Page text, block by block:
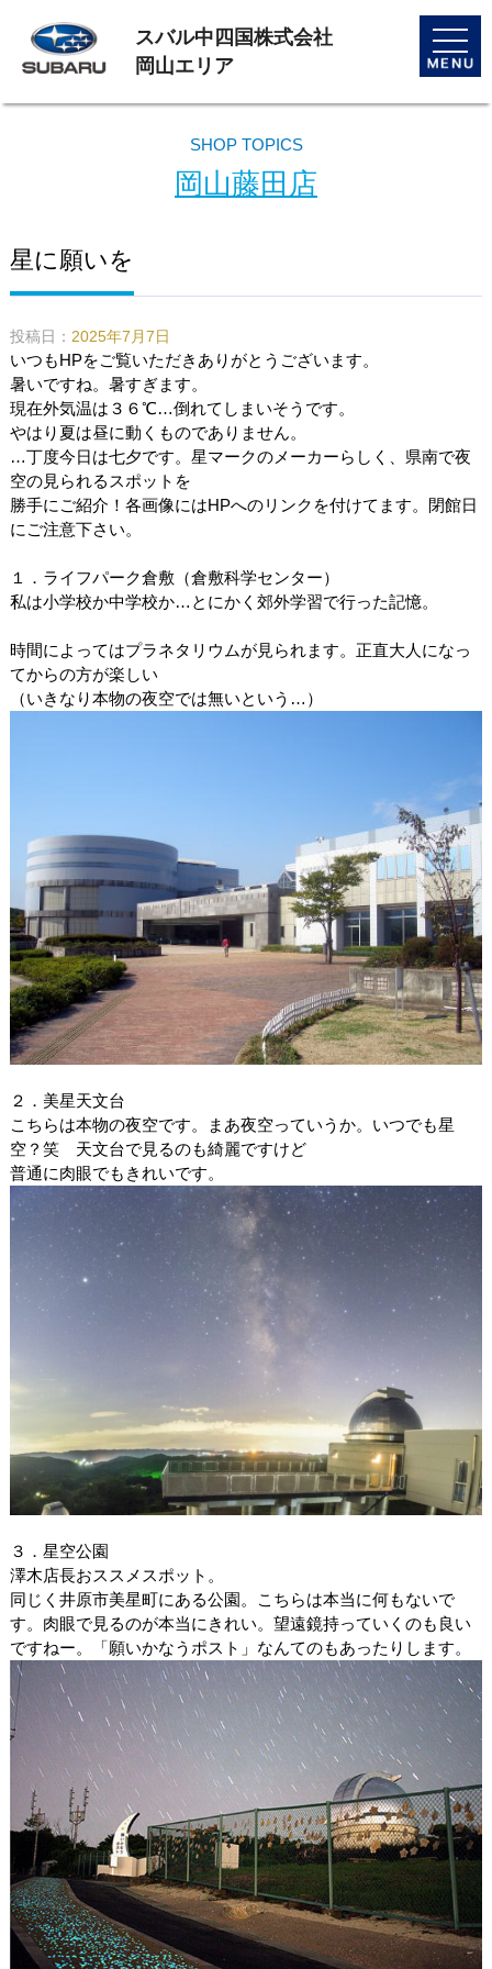
toggle
スバル中四国株式会社
岡山エリア
SHOP TOPICS
岡山藤田店
星に願いを
投稿日： 2025年7月7日
いつもHPをご覧いただきありがとうございます。
暑いですね。暑すぎます。
現在外気温は３６℃…倒れてしまいそうです。
やはり夏は昼に動くものでありません。
…丁度今日は七夕です。星マークのメーカーらしく、県南で夜
空の見られるスポットを
勝手にご紹介！各画像にはHPへのリンクを付けてます。閉館日
にご注意下さい。
１．ライフパーク倉敷（倉敷科学センター）
私は小学校か中学校か…とにかく郊外学習で行った記憶。
時間によってはプラネタリウムが見られます。正直大人になっ
てからの方が楽しい
（いきなり本物の夜空では無いという…）
２．美星天文台
こちらは本物の夜空です。まあ夜空っていうか。いつでも星
空？笑 天文台で見るのも綺麗ですけど
普通に肉眼でもきれいです。
３．星空公園
澤木店長おススメスポット。
同じく井原市美星町にある公園。こちらは本当に何もないで
す。肉眼で見るのが本当にきれい。望遠鏡持っていくのも良い
ですねー。「願いかなうポスト」なんてのもあったりします。